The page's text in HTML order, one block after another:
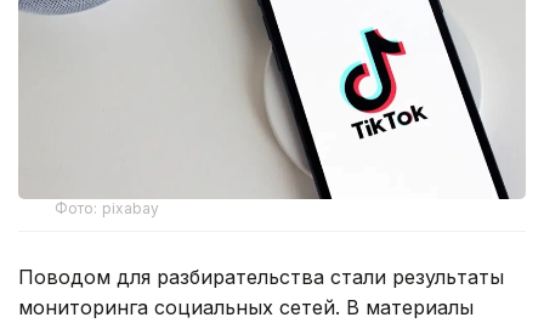
Фото: pixabay
Поводом для разбирательства стали результаты
мониторинга социальных сетей. В материалы